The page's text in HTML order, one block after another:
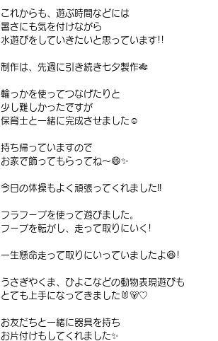
これからも、遊ぶ時間などには
暑さにも気を付けながら
水遊びをしていきたいと思っています!!
制作は、先週に引き続き七夕製作🎋
輪っかを使ってつなげたりと
少し難しかったですが
保育士と一緒に完成させました☺️
持ち帰っていますので
お家で飾ってもらってね〜😄✨
今日の体操もよく頑張ってくれました‼️
フラフープを使って遊びました。
フープを転がし、走って取りにいく!
一生懸命走って取りにいっていましたよ😆!
うさぎやくま、ひよこなどの動物表現遊びも
とても上手になってきました🐰🐻♡
お友だちと一緒に器具を持ち
お片付けもしてくれました✨